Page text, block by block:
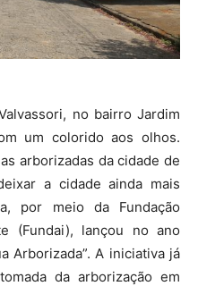
no bairro Jardim
um colorido aos olhos.
arborizadas da cidade de
a cidade ainda mais
por meio da Fundação
(Fundai), lançou no ano
Arborizada”. A iniciativa já
da arborização em